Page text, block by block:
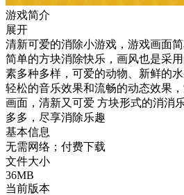
游戏简介
展开
清新可爱的消除小游戏，游戏画面
简单的方块消除快乐，画风也是采
素多种多样，可爱的动物、新鲜的
轻松的音乐效果和流畅的动态效果
画面，清新又可爱 方块形式的消消
多多，尽享消除乐趣
基本信息
无需网络；付费下载
文件大小
36MB
当前版本